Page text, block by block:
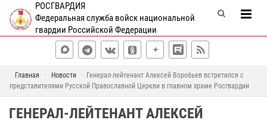
РОСГВАРДИЯ
Федеральная служба войск национальной
гвардии Российской Федерации
Главная Новости
Генерал-лейтенант Алексей Воробьев встретился с
представителями Русской Православной Церкви в главном храме Росгвардии
ГЕНЕРАЛ-ЛЕЙТЕНАНТ АЛЕКСЕЙ